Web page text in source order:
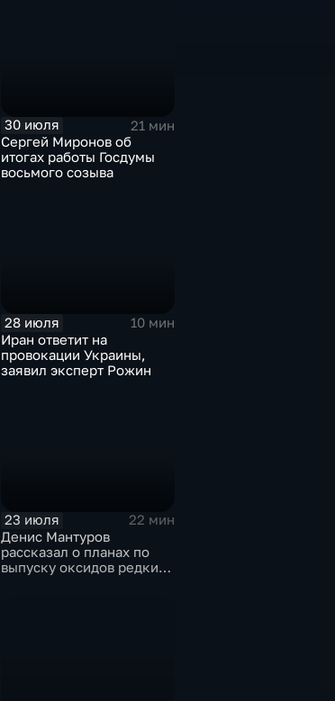
30 июля
21 мин
Сергей Миронов об
итогах работы Госдумы
восьмого созыва
28 июля
10 мин
Иран ответит на
провокации Украины,
заявил эксперт Рожин
23 июля
22 мин
Денис Мантуров
рассказал о планах по
выпуску оксидов редких